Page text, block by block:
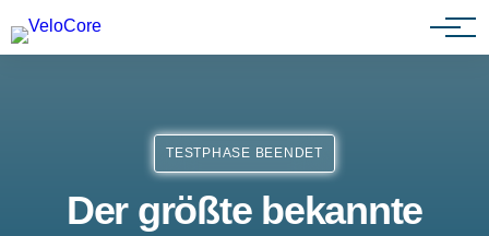
Partnerprogramm
TESTPHASE BEENDET
Der größte bekannte